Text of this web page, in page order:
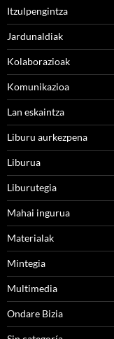
Itzulpengintza
Jardunaldiak
Kolaborazioak
Komunikazioa
Lan eskaintza
Liburu aurkezpena
Liburua
Liburutegia
Mahai ingurua
Materialak
Mintegia
Multimedia
Ondare Bizia